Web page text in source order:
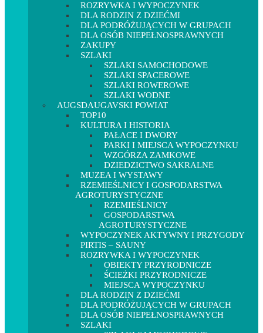
ROZRYWKA I WYPOCZYNEK
DLA RODZIN Z DZIEĆMI
DLA PODRÓŻUJĄCYCH W GRUPACH
DLA OSÓB NIEPEŁNOSPRAWNYCH
ZAKUPY
SZLAKI
SZLAKI SAMOCHODOWE
SZLAKI SPACEROWE
SZLAKI ROWEROWE
SZLAKI WODNE
AUGSDAUGAVSKI POWIAT
TOP10
KULTURA I HISTORIA
PAŁACE I DWORY
PARKI I MIEJSCA WYPOCZYNKU
WZGÓRZA ZAMKOWE
DZIEDZICTWO SAKRALNE
MUZEA I WYSTAWY
RZEMIEŚLNICY I GOSPODARSTWA
AGROTURYSTYCZNE
RZEMIEŚLNICY
GOSPODARSTWA
AGROTURYSTYCZNE
WYPOCZYNEK AKTYWNY I PRZYGODY
PIRTIS – SAUNY
ROZRYWKA I WYPOCZYNEK
OBIEKTY PRZYRODNICZE
ŚCIEŻKI PRZYRODNICZE
MIEJSCA WYPOCZYNKU
DLA RODZIN Z DZIEĆMI
DLA PODRÓŻUJĄCYCH W GRUPACH
DLA OSÓB NIEPEŁNOSPRAWNYCH
SZLAKI